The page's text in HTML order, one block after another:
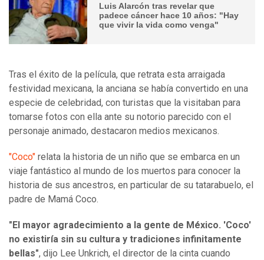
Luis Alarcón tras revelar que
padece cáncer hace 10 años: "Hay
que vivir la vida como venga"
Tras el éxito de la película, que retrata esta arraigada
festividad mexicana, la anciana se había convertido en una
especie de celebridad, con turistas que la visitaban para
tomarse fotos con ella ante su notorio parecido con el
personaje animado, destacaron medios mexicanos.
"Coco" relata la historia de un niño que se embarca en un
viaje fantástico al mundo de los muertos para conocer la
historia de sus ancestros, en particular de su tatarabuelo, el
padre de Mamá Coco.
"El mayor agradecimiento a la gente de México. 'Coco'
no existiría sin su cultura y tradiciones infinitamente
bellas", dijo Lee Unkrich, el director de la cinta cuando